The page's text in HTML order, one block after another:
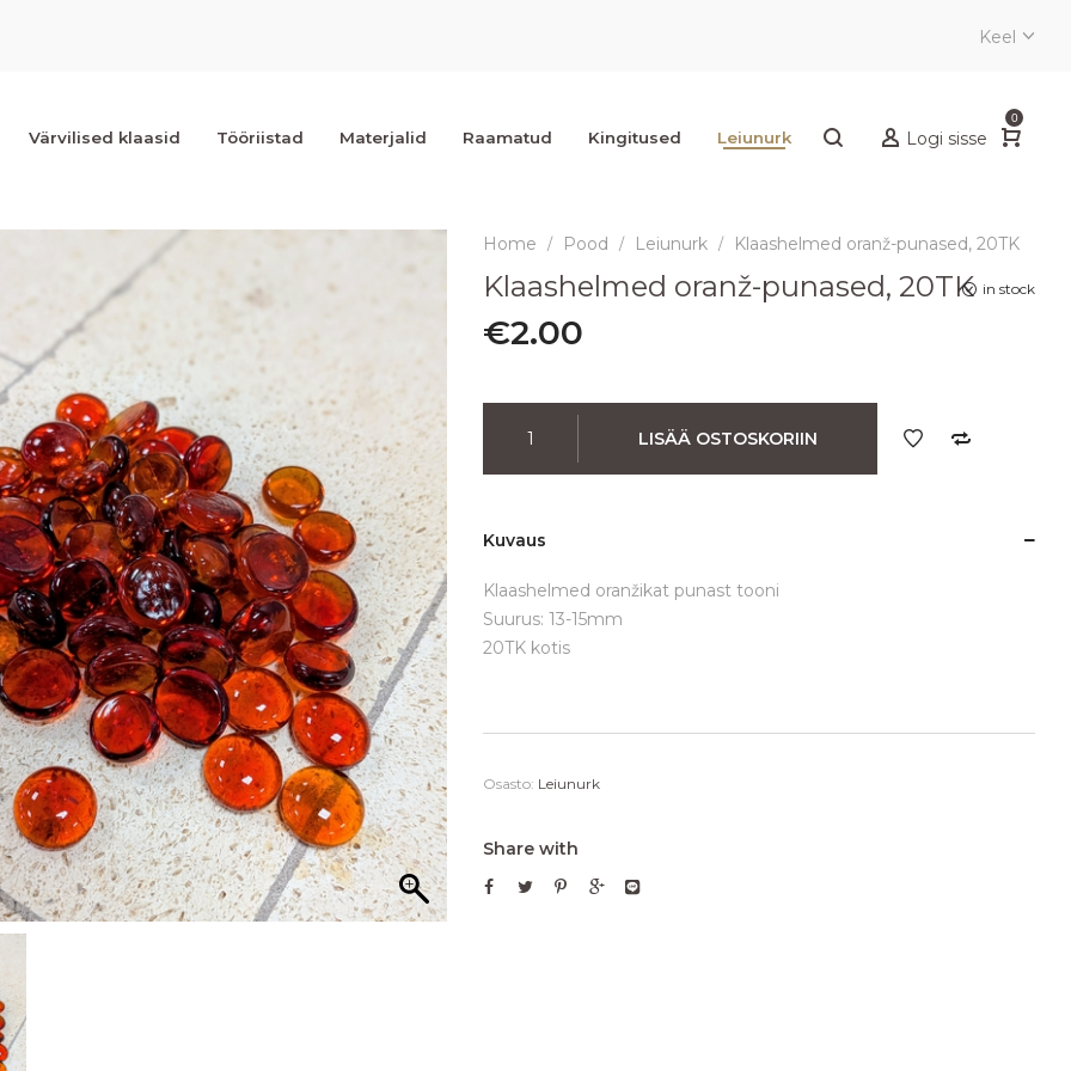
Keel
Värvilised klaasid Tööriistad Materjalid Raamatud Kingitused Leiunurk Logi sisse
0
Home / Pood / Leiunurk / Klaashelmed oranž-punased, 20TK
Klaashelmed oranž-punased, 20TK in stock
€2.00
LISÄÄ OSTOSKORIIN
Kuvaus
Klaashelmed oranžikat punast tooni
Suurus: 13-15mm
20TK kotis
Osasto: Leiunurk
Share with